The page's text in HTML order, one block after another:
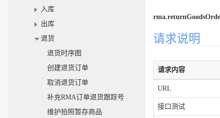
入库
出库
退货
退货时序图
创建退货订单
取消退货订单
补充RMA订单退货跟踪号
维护拍照暂存商品
请求说明
请求内容
URL
接口测试